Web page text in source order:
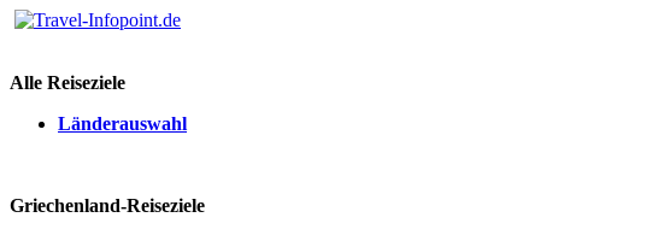
Alle Reiseziele
Länderauswahl
Griechenland-Reiseziele